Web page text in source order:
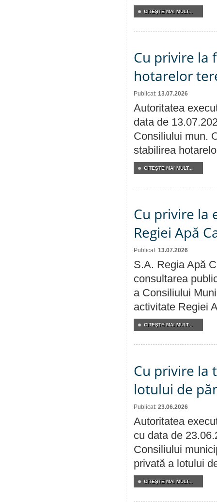
CITEŞTE MAI MULT...
Cu privire la
hotarelor
Publicat: 13.07.2026
Autoritatea
data de
Consiliului mun.
stabilirea
CITEŞTE MAI MULT...
Cu privire la
Regiei Apă
Publicat: 13.07.2026
S.A. Regia Apă
consultarea
a Consiliului
activitate Regiei
CITEŞTE MAI MULT...
Cu privire la
lotului de
Publicat: 23.06.2026
Autoritatea
cu data de
Consiliului
privată a lotului
CITEŞTE MAI MULT...